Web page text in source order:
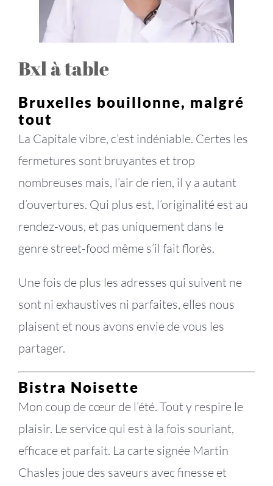
Bxl à table
Bruxelles bouillonne, malgré
tout
La Capitale vibre, c’est indéniable. Certes les
fermetures sont bruyantes et trop
nombreuses mais, l’air de rien, il y a autant
d’ouvertures. Qui plus est, l’originalité est au
rendez-vous, et pas uniquement dans le
genre street-food même s’il fait florès.
Une fois de plus les adresses qui suivent ne
sont ni exhaustives ni parfaites, elles nous
plaisent et nous avons envie de vous les
partager.
Bistra Noisette
Mon coup de cœur de l’été. Tout y respire le
plaisir. Le service qui est à la fois souriant,
efficace et parfait. La carte signée Martin
Chasles joue des saveurs avec finesse et